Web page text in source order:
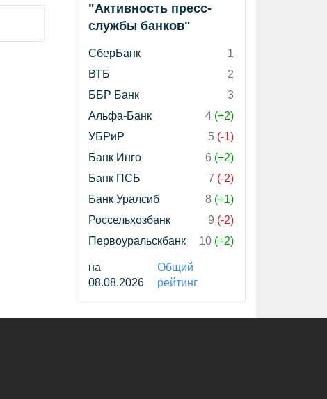
"Активность пресс-
службы банков"
СберБанк
1
ВТБ
2
ББР Банк
3
Альфа-Банк
4 (+2)
УБРиР
5 (-1)
Банк Инго
6 (+2)
Банк ПСБ
7 (-2)
Банк Уралсиб
8 (+1)
Россельхозбанк
9 (-2)
Первоуральскбанк
10 (+2)
на
08.08.2026
Общий
рейтинг